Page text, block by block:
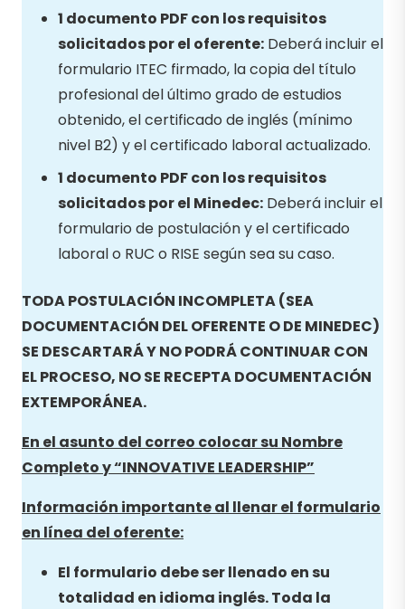
1 documento PDF con los requisitos
solicitados por el oferente: Deberá incluir el
formulario ITEC firmado, la copia del título
profesional del último grado de estudios
obtenido, el certificado de inglés (mínimo
nivel B2) y el certificado laboral actualizado.
1 documento PDF con los requisitos
solicitados por el Minedec: Deberá incluir el
formulario de postulación y el certificado
laboral o RUC o RISE según sea su caso.
TODA POSTULACIÓN INCOMPLETA (SEA
DOCUMENTACIÓN DEL OFERENTE O DE MINEDEC)
SE DESCARTARÁ Y NO PODRÁ CONTINUAR CON
EL PROCESO, NO SE RECEPTA DOCUMENTACIÓN
EXTEMPORÁNEA.
En el asunto del correo colocar su Nombre
Completo y “INNOVATIVE LEADERSHIP”
Información importante al llenar el formulario
en línea del oferente:
El formulario debe ser llenado en su
totalidad en idioma inglés. Toda la